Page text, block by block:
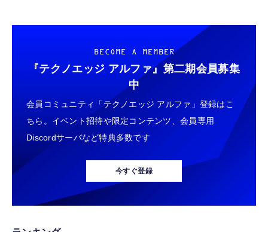
BECOME A MEMBER
『テクノエッジ アルファ』 第二期会員募集
中
会員コミュニティ「テクノエッジ アルファ」登録はこ
ちら。イベント招待や限定コンテンツ、会員専用
Discordサーバなど特典多数です
今すぐ登録